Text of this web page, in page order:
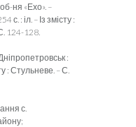
ня «Ехо». –
с. : іл. – Із змісту :
124-128.
:
: Стульневе. – С.
с.